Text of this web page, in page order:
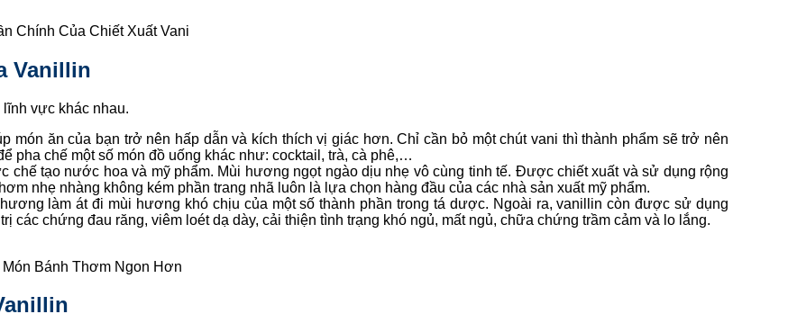
Chính Của Chiết Xuất Vani
Vanillin
vực khác nhau.
món ăn của bạn trở nên hấp dẫn và kích thích vị giác hơn. Chỉ cần bỏ một chút vani thì thành phẩm sẽ trở nên
pha chế một số món đồ uống khác như: cocktail, trà, cà phê,…
chế tạo nước hoa và mỹ phẩm. Mùi hương ngọt ngào dịu nhẹ vô cùng tinh tế. Được chiết xuất và sử dụng rộng
nhẹ nhàng không kém phần trang nhã luôn là lựa chọn hàng đầu của các nhà sản xuất mỹ phẩm.
làm át đi mùi hương khó chịu của một số thành phần trong tá dược. Ngoài ra, vanillin còn được sử dụng
các chứng đau răng, viêm loét dạ dày, cải thiện tình trạng khó ngủ, mất ngủ, chữa chứng trầm cảm và lo lắng.
Bánh Thơm Ngon Hơn